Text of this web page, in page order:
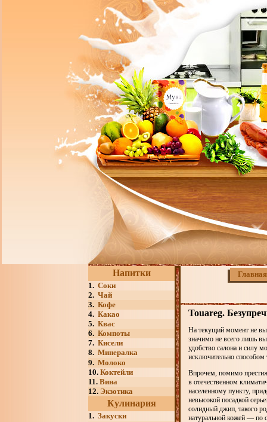
Напитки
1. Соки
2. Чай
3. Кофе
4. Какао
5. Квас
6. Компоты
7. Кисели
8. Минералка
9. Молоко
10. Коктейли
11. Вина
12. Экзотика
Кулинария
1. Закуски
Главная
Touareg.
На текущий момент не
значимо не всего лишь
удобство салона и силу
исключительно
Впрочем, помимо
в отечественном
населенному пункту,
невысокой посадкой
солидный джип, такого
натуральной кожей — по